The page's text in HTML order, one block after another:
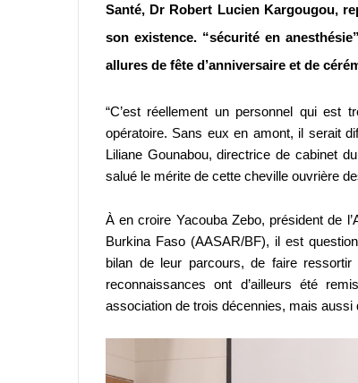
Santé, Dr Robert Lucien Kargougou,
son existence. “sécurité en
allures de fête d’anniversaire et de
“C’est réellement un personnel qui est
opératoire. Sans eux en amont, il serait
Liliane Gounabou, directrice de cabinet
salué le mérite de cette cheville ouvrière
À en croire Yacouba Zebo, président de
Burkina Faso (AASAR/BF), il est
bilan de leur parcours, de faire
reconnaissances ont d’ailleurs été
association de trois décennies, mais aussi